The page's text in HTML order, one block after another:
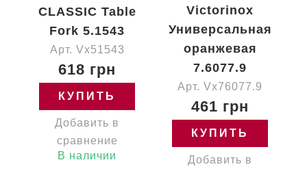
CLASSIC Table
Fork 5.1543
Арт. Vx51543
618 грн
КУПИТЬ
Добавить в
сравнение
В наличии
Victorinox
Универсальная
оранжевая
7.6077.9
Арт. Vx76077.9
461 грн
КУПИТЬ
Добавить в